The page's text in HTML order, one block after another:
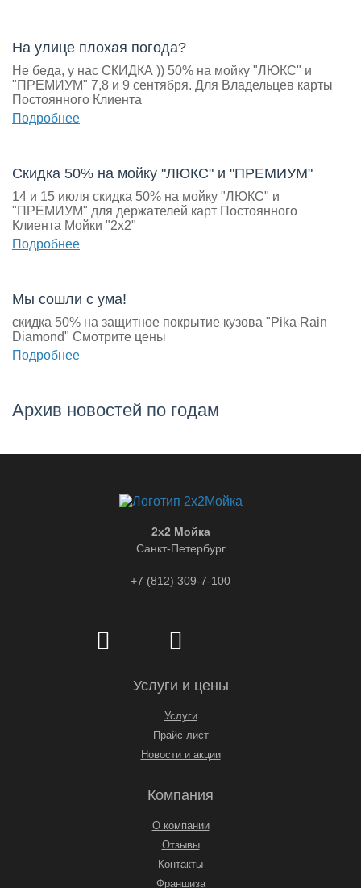
На улице плохая погода?
Не беда, у нас СКИДКА )) 50% на мойку "ЛЮКС" и
"ПРЕМИУМ" 7,8 и 9 сентября. Для Владельцев карты
Постоянного Клиента
Подробнее
Скидка 50% на мойку "ЛЮКС" и "ПРЕМИУМ"
14 и 15 июля скидка 50% на мойку "ЛЮКС" и
"ПРЕМИУМ" для держателей карт Постоянного
Клиента Мойки "2х2"
Подробнее
Мы сошли с ума!
скидка 50% на защитное покрытие кузова "Pika Rain
Diamond" Смотрите цены
Подробнее
Архив новостей по годам
2x2 Мойка
Санкт-Петербург
+7 (812) 309-7-100
Услуги и цены
Услуги
Прайс-лист
Новости и акции
Компания
О компании
Отзывы
Контакты
Франшиза